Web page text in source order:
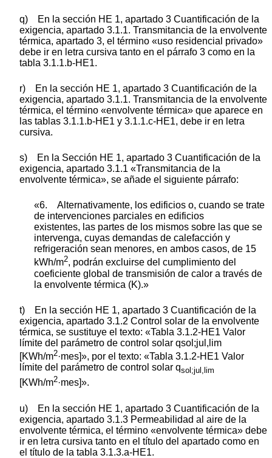
q) En la sección HE 1, apartado 3 Cuantificación de la
exigencia, apartado 3.1.1. Transmitancia de la envolvente
térmica, apartado 3, el término «uso residencial privado»
debe ir en letra cursiva tanto en el párrafo 3 como en la
tabla 3.1.1.b-HE1.
r) En la sección HE 1, apartado 3 Cuantificación de la
exigencia, apartado 3.1.1. Transmitancia de la envolvente
térmica, el término «envolvente térmica» que aparece en
las tablas 3.1.1.b-HE1 y 3.1.1.c-HE1, debe ir en letra
cursiva.
s) En la Sección HE 1, apartado 3 Cuantificación de la
exigencia, apartado 3.1.1 «Transmitancia de la
envolvente térmica», se añade el siguiente párrafo:
«6. Alternativamente, los edificios o, cuando se trate
de intervenciones parciales en edificios
existentes, las partes de los mismos sobre las que se
intervenga, cuyas demandas de calefacción y
refrigeración sean menores, en ambos casos, de 15
kWh/m2, podrán excluirse del cumplimiento del
coeficiente global de transmisión de calor a través de
la envolvente térmica (K).»
t) En la sección HE 1, apartado 3 Cuantificación de la
exigencia, apartado 3.1.2 Control solar de la envolvente
térmica, se sustituye el texto: «Tabla 3.1.2-HE1 Valor
límite del parámetro de control solar qsol;jul,lim
[KWh/m2·mes]», por el texto: «Tabla 3.1.2-HE1 Valor
límite del parámetro de control solar qsol;jul,lim
[KWh/m2·mes]».
u) En la sección HE 1, apartado 3 Cuantificación de la
exigencia, apartado 3.1.3 Permeabilidad al aire de la
envolvente térmica, el término «envolvente térmica» debe
ir en letra cursiva tanto en el título del apartado como en
el título de la tabla 3.1.3.a-HE1.